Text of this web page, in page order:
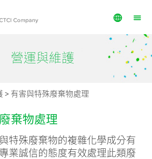
營運與維護
> 有害與特殊廢棄物處理
棄物處理
特殊廢棄物的複雜化學成分有
業誠信的態度有效處理此類廢